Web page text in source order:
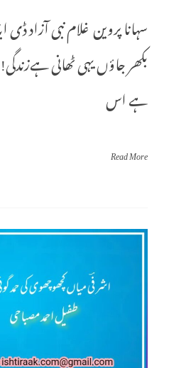
سہانا پروین غلام نبی آزاد ڈی
بکھر جاؤں یہی ٹھانی
ہے اس
Read More